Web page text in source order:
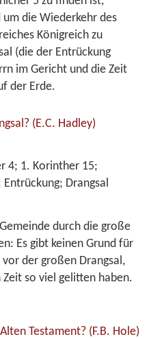
die Wiederkehr des
Königreich zu
(die der Entrückung
im Gericht und die Zeit
der Erde.
(E.C. Hadley)
4; 1. Korinther 15;
Entrückung; Drangsal
durch die große
Es gibt keinen Grund für
der großen Drangsal,
so viel gelitten haben.
Testament? (F.B. Hole)